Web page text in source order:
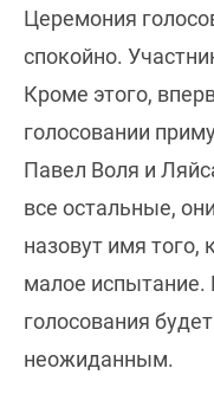
Церемония
спокойно.
Кроме этого,
голосовании
Павел Воля и
все остальные,
назовут имя того,
малое испытание.
голосования
неожиданным.